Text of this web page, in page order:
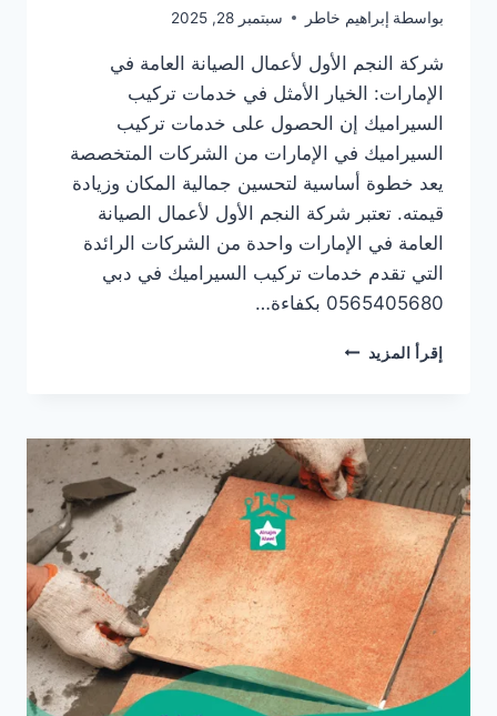
بواسطة إبراهيم خاطر سبتمبر 28, 2025
شركة النجم الأول لأعمال الصيانة العامة في
الإمارات: الخيار الأمثل في خدمات تركيب
السيراميك إن الحصول على خدمات تركيب
السيراميك في الإمارات من الشركات المتخصصة
يعد خطوة أساسية لتحسين جمالية المكان وزيادة
قيمته. تعتبر شركة النجم الأول لأعمال الصيانة
العامة في الإمارات واحدة من الشركات الرائدة
التي تقدم خدمات تركيب السيراميك في دبي
0565405680 بكفاءة…
إقرأ المزيد خدمات
دبي/0565405680